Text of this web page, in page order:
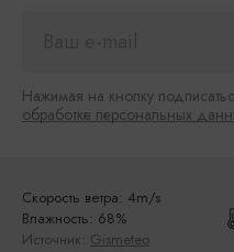
Нажимая на кнопку
обработке персональных
Скорость ветра: 4m/s
Влажность: 68%
Источник: Gismeteo